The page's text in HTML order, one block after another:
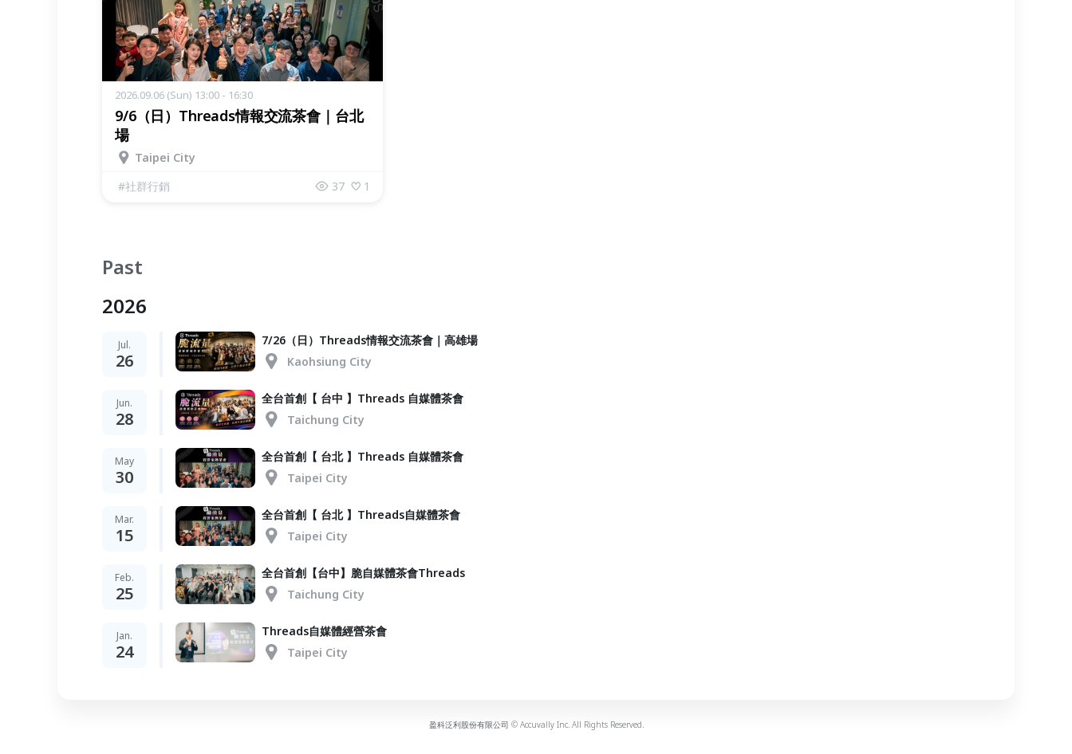
2026.09.06 (Sun) 13:00 - 16:30
9/6（日）Threads情報交流茶會｜台北
場
Taipei City
#社群行銷 37 1
Past
2026
Jul.
26
7/26（日）Threads情報交流茶會｜高雄場
Kaohsiung City
Jun.
28
全台首創【 台中 】Threads 自媒體茶會
Taichung City
May
30
全台首創【 台北 】Threads 自媒體茶會
Taipei City
Mar.
15
全台首創【 台北 】Threads自媒體茶會
Taipei City
Feb.
25
全台首創【台中】脆自媒體茶會Threads
Taichung City
Jan.
24
Threads自媒體經營茶會
Taipei City
盈科泛利股份有限公司 © Accuvally Inc. All Rights Reserved.